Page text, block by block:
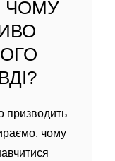
ЧОМУ
призводить
чому